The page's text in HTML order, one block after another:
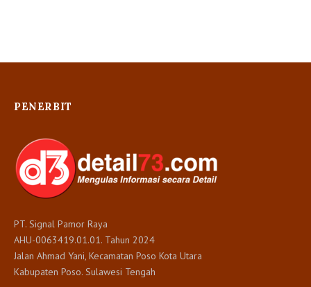
PENERBIT
PT. Signal Pamor Raya
AHU-0063419.01.01. Tahun 2024
Jalan Ahmad Yani, Kecamatan Poso Kota Utara
Kabupaten Poso. Sulawesi Tengah